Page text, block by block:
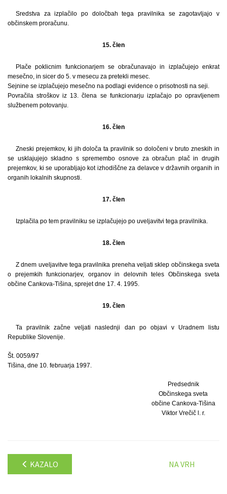
Sredstva za izplačilo po določbah tega pravilnika se zagotavljajo v
občinskem proračunu.
15. člen
Plače poklicnim funkcionarjem se obračunavajo in izplačujejo enkrat
mesečno, in sicer do 5. v mesecu za pretekli mesec.
Sejnine se izplačujejo mesečno na podlagi evidence o prisotnosti na seji.
Povračila stroškov iz 13. člena se funkcionarju izplačajo po opravljenem
službenem potovanju.
16. člen
Zneski prejemkov, ki jih določa ta pravilnik so določeni v bruto zneskih in
se usklajujejo skladno s spremembo osnove za obračun plač in drugih
prejemkov, ki se uporabljajo kot izhodiščne za delavce v državnih organih in
organih lokalnih skupnosti.
17. člen
Izplačila po tem pravilniku se izplačujejo po uveljavitvi tega pravilnika.
18. člen
Z dnem uveljavitve tega pravilnika preneha veljati sklep občinskega sveta
o prejemkih funkcionarjev, organov in delovnih teles Občinskega sveta
občine Cankova-Tišina, sprejet dne 17. 4. 1995.
19. člen
Ta pravilnik začne veljati naslednji dan po objavi v Uradnem listu
Republike Slovenije.
Št. 0059/97
Tišina, dne 10. februarja 1997.
Predsednik
Občinskega sveta
občine Cankova-Tišina
Viktor Vrečič l. r.
KAZALO NA VRH